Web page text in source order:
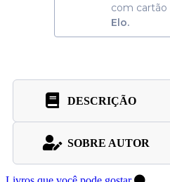
com cartão
Elo.
DESCRIÇÃO
SOBRE AUTOR